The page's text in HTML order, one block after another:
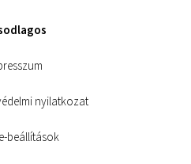
nyilatkozat
beállítások